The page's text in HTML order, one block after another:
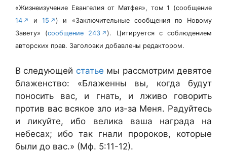
«Жизнеизучение Евангелия от Матфея», том 1 (сообщение
14
и15
) и «Заключительные сообщения по Новому
Завету» (сообщение 243
). Цитируется с соблюдением
авторских прав. Заголовки добавлены редактором.
В следующей статье мы рассмотрим девятое
блаженство: «Блаженны вы, когда будут
поносить вас, и гнать, и лживо говорить
против вас всякое зло из-за Меня. Радуйтесь
и ликуйте, ибо велика ваша награда на
небесах; ибо так гнали пророков, которые
были до вас.» (Мф. 5:11-12).